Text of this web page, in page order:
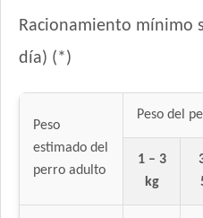
Racionamiento mínimo
día) (*)
Peso
estimado del
perro adulto
Peso del
1 – 3
kg